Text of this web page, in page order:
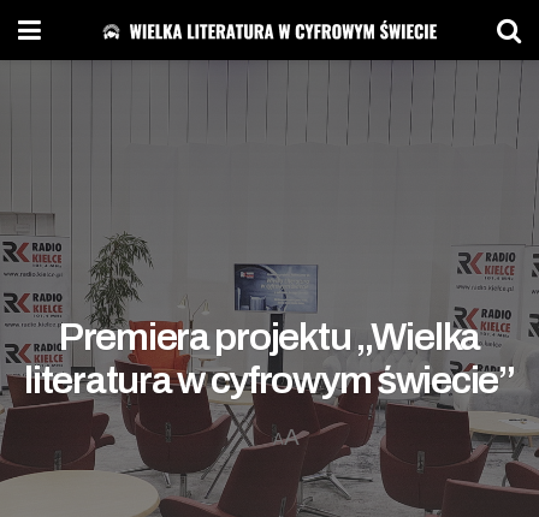
Premiera projektu „Wielka
literatura w cyfrowym świecie”
AA